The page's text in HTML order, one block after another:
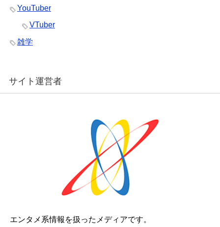
YouTuber
VTuber
雑学
サイト運営者
エンタメ系情報を扱ったメディアです。